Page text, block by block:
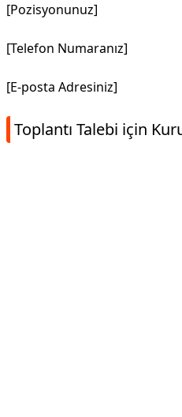
[Pozisyonunuz]
[Telefon Numaranız]
[E-posta Adresiniz]
Toplantı Talebi için